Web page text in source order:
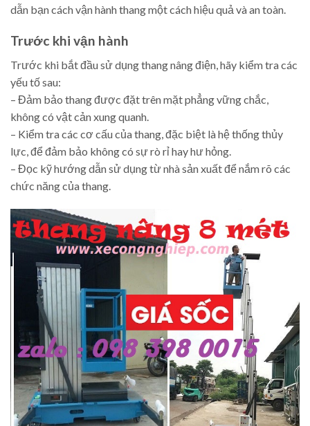
dẫn bạn cách vận hành thang một cách hiệu quả và an toàn.
Trước khi vận hành
Trước khi bắt đầu sử dụng thang nâng điện, hãy kiểm tra các
yếu tố sau:
– Đảm bảo thang được đặt trên mặt phẳng vững chắc,
không có vật cản xung quanh.
– Kiểm tra các cơ cấu của thang, đặc biệt là hệ thống thủy
lực, để đảm bảo không có sự rò rỉ hay hư hỏng.
– Đọc kỹ hướng dẫn sử dụng từ nhà sản xuất để nắm rõ các
chức năng của thang.